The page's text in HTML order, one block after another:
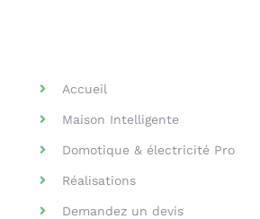
Accueil
Maison Intelligente
Domotique & électricité Pro
Réalisations
Demandez un devis